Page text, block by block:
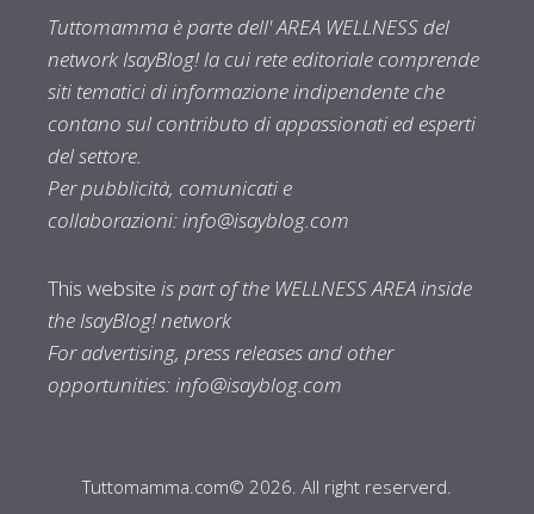
Tuttomamma è parte dell' AREA WELLNESS del
network IsayBlog! la cui rete editoriale comprende
siti tematici di informazione indipendente che
contano sul contributo di appassionati ed esperti
del settore.
Per pubblicità, comunicati e
collaborazioni:info@isayblog.com
This website is part of the WELLNESS AREA inside
the IsayBlog! network
For advertising, press releases and other
opportunities:info@isayblog.com
Tuttomamma.com© 2026. All right reserverd.